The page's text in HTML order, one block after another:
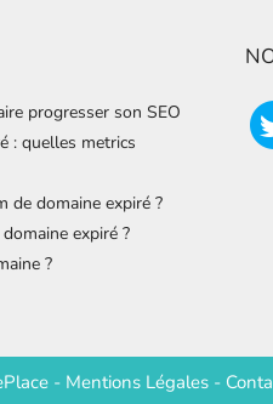
progresser son SEO
: quelles metrics
de domaine expiré ?
expiré ?
?
- Mentions Légales -